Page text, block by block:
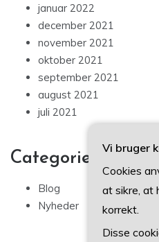
januar 2022
december 2021
november 2021
oktober 2021
september 2021
august 2021
juli 2021
Categories
Blog
Nyheder
Vi bruger
Cookies
at sikre, at
korrekt.
Disse